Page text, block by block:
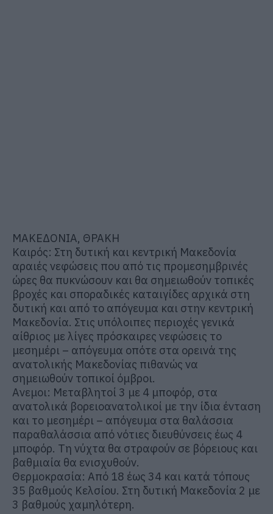
ΜΑΚΕΔΟΝΙΑ, ΘΡΑΚΗ
Καιρός: Στη δυτική και κεντρική Μακεδονία
αραιές νεφώσεις που από τις προμεσημβρινές
ώρες θα πυκνώσουν και θα σημειωθούν τοπικές
βροχές και σποραδικές καταιγίδες αρχικά στη
δυτική και από το απόγευμα και στην κεντρική
Μακεδονία. Στις υπόλοιπες περιοχές γενικά
αίθριος με λίγες πρόσκαιρες νεφώσεις το
μεσημέρι – απόγευμα οπότε στα ορεινά της
ανατολικής Μακεδονίας πιθανώς να
σημειωθούν τοπικοί όμβροι.
Ανεμοι: Μεταβλητοί 3 με 4 μποφόρ, στα
ανατολικά βορειοανατολικοί με την ίδια ένταση
και το μεσημέρι – απόγευμα στα θαλάσσια
παραθαλάσσια από νότιες διευθύνσεις έως 4
μποφόρ. Τη νύχτα θα στραφούν σε βόρειους και
βαθμιαία θα ενισχυθούν.
Θερμοκρασία: Από 18 έως 34 και κατά τόπους
35 βαθμούς Κελσίου. Στη δυτική Μακεδονία 2 με
3 βαθμούς χαμηλότερη.